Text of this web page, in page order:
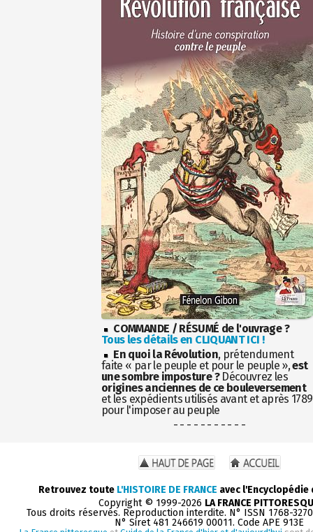
COMMANDE / RÉSUMÉ de l'ouvrage ?
Tous les détails en CLIQUANT ICI !
En quoi la Révolution, prétendument
faite « par le peuple et pour le peuple »,est
une sombre imposture ?Découvrez les
origines anciennes de ce bouleversement
et les expédients utilisés avant et après 1789
pour l'imposer au peuple
- - - - - - - - - - -
Retrouvez toute L'HISTOIRE DE FRANCE avec
Copyright © 1999-2026 LA FRANCE
Tous droits réservés. Reproduction interdite. N° ISSN 1768-
N° Siret 481 246619 00011. Code APE 913E